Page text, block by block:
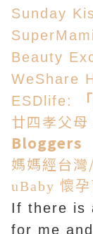
Sunday
Beauty
WeShare
ESDlife:
廿四孝父
Bloggers
媽媽經台
uBaby 懷
If there is
for me